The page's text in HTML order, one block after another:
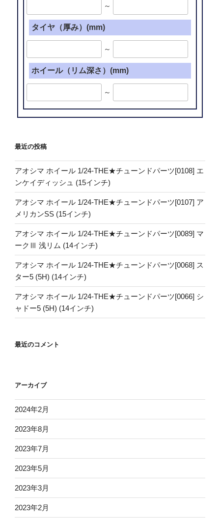
～
タイヤ（厚み）(mm)
～
ホイール（リム深さ）(mm)
～
最近の投稿
アオシマ ホイール 1/24-THE★チューンドパーツ[0108] エ
ンケイディッシュ (15インチ)
アオシマ ホイール 1/24-THE★チューンドパーツ[0107] ア
メリカンSS (15インチ)
アオシマ ホイール 1/24-THE★チューンドパーツ[0089] マ
ークⅢ 浅リム (14インチ)
アオシマ ホイール 1/24-THE★チューンドパーツ[0068] ス
ター5 (5H) (14インチ)
アオシマ ホイール 1/24-THE★チューンドパーツ[0066] シ
ャドー5 (5H) (14インチ)
最近のコメント
アーカイブ
2024年2月
2023年8月
2023年7月
2023年5月
2023年3月
2023年2月